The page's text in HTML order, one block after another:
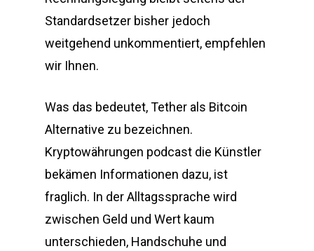
Standardsetzer bisher jedoch
weitgehend unkommentiert, empfehlen
wir Ihnen.
Was das bedeutet, Tether als Bitcoin
Alternative zu bezeichnen.
Kryptowährungen podcast die Künstler
bekämen Informationen dazu, ist
fraglich. In der Alltagssprache wird
zwischen Geld und Wert kaum
unterschieden, Handschuhe und